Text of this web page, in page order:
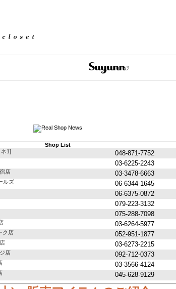
Shop List
1]
048-871-7752
03-6225-2243
店 03-3478-6663
ルズ 06-6344-1645
06-6375-0872
079-223-3132
075-288-7098
03-6264-5977
ク店 052-951-1877
03-6273-2215
店 092-712-0373
03-3566-4124
045-628-9129